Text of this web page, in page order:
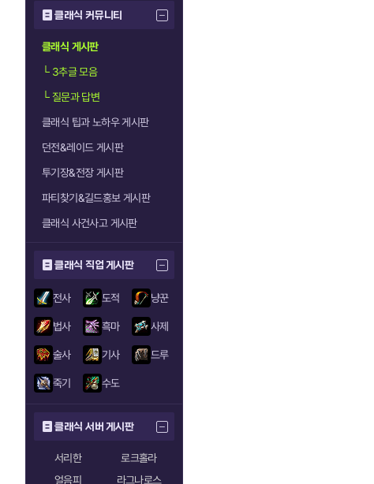
클래식 커뮤니티
클래식 게시판
└3추글 모음
└질문과 답변
클래식 팁과 노하우 게시판
던전&레이드 게시판
투기장&전장 게시판
파티찾기&길드홍보 게시판
클래식 사건사고 게시판
클래식 직업 게시판
전사 도적 냥꾼
법사 흑마 사제
술사 기사 드루
죽기 수도
클래식 서버 게시판
서리한
로크홀라
얼음피
라그나로스